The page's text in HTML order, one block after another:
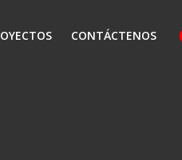
CONTÁCTENOS